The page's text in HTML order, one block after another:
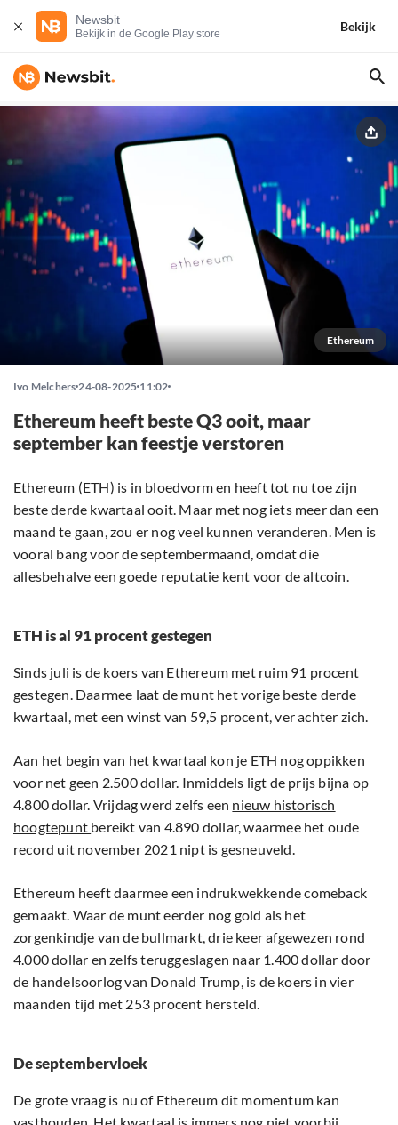
Newsbit
Bekijk in de Google Play store
Bekijk
Ethereum
Ivo Melchers 24-08-2025 11:02
Ethereum heeft beste Q3 ooit, maar
september kan feestje verstoren
Ethereum (ETH) is in bloedvorm en heeft tot nu toe zijn
beste derde kwartaal ooit. Maar met nog iets meer dan een
maand te gaan, zou er nog veel kunnen veranderen. Men is
vooral bang voor de septembermaand, omdat die
allesbehalve een goede reputatie kent voor de altcoin.
ETH is al 91 procent gestegen
Sinds juli is de koers van Ethereum met ruim 91 procent
gestegen. Daarmee laat de munt het vorige beste derde
kwartaal, met een winst van 59,5 procent, ver achter zich.
Aan het begin van het kwartaal kon je ETH nog oppikken
voor net geen 2.500 dollar. Inmiddels ligt de prijs bijna op
4.800 dollar. Vrijdag werd zelfs een nieuw historisch
hoogtepunt bereikt van 4.890 dollar, waarmee het oude
record uit november 2021 nipt is gesneuveld.
Ethereum heeft daarmee een indrukwekkende comeback
gemaakt. Waar de munt eerder nog gold als het
zorgenkindje van de bullmarkt, drie keer afgewezen rond
4.000 dollar en zelfs teruggeslagen naar 1.400 dollar door
de handelsoorlog van Donald Trump, is de koers in vier
maanden tijd met 253 procent hersteld.
De septembervloek
De grote vraag is nu of Ethereum dit momentum kan